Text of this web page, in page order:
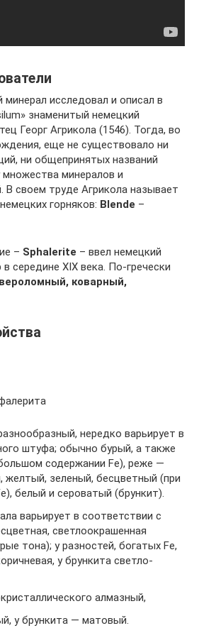
исследовал и описал в
знаменитый немецкий
Георг Агрикола (1546). Тогда, во
еще не существовало ни
ни общепринятых названий
множества минералов и
В своем труде Агрикола называет
горняков: Blende –
– Sphalerite – ввел немецкий
середине XIX века. По-гречески
вероломный, коварный,
нередко варьирует в
штуфа; обычно бурый, а также
содержании Fe), реже —
желтый, зеленый, бесцветный (при
белый и сероватый (брункит).
варьирует в соответствии с
светлоокрашенная
тона); у разностей, богатых Fe,
у брункита светло-
алмазный,
у брункита — матовый.